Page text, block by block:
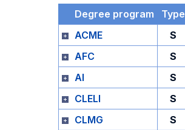
Degree program Type
ACME
S
AFC
S
AI
S
CLELI
S
CLMG
S